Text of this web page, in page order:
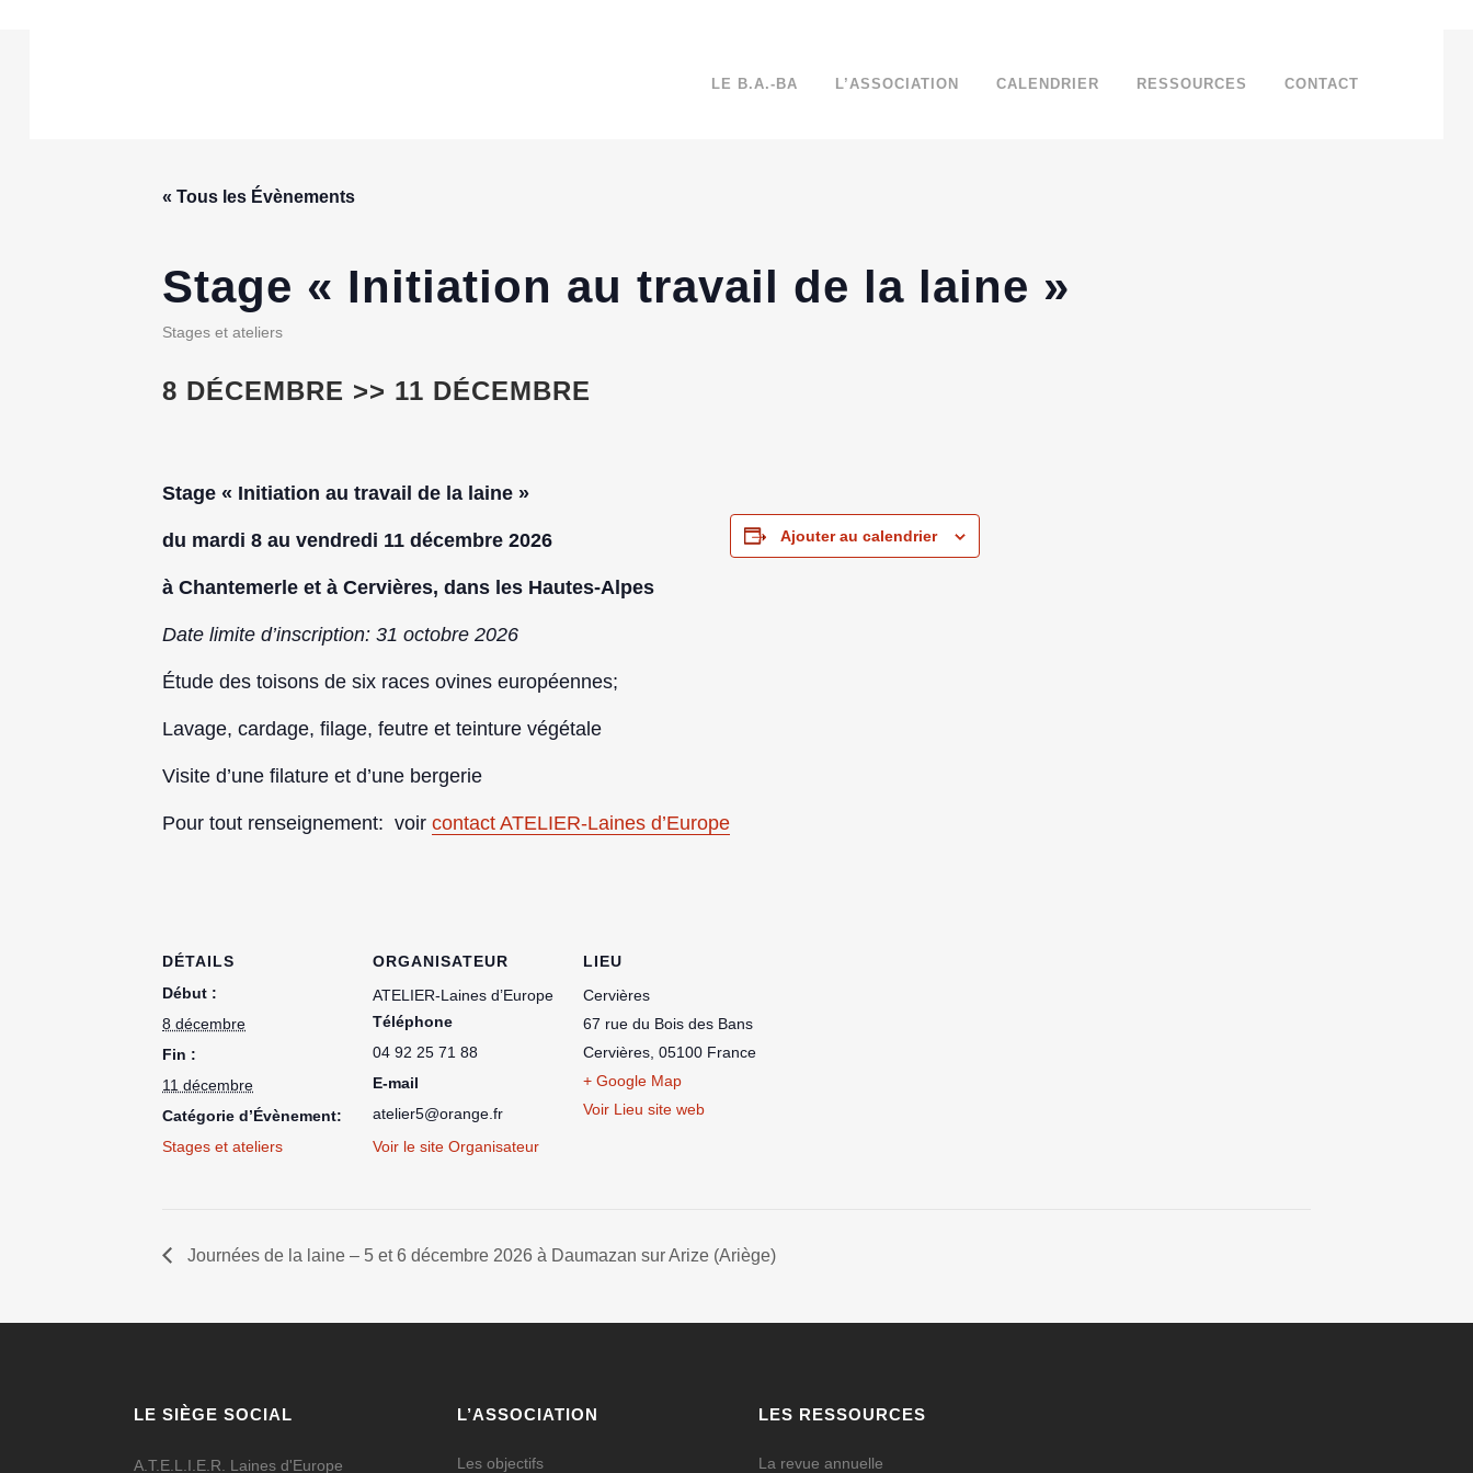
LE B.A.-BA L’ASSOCIATION CALENDRIER RESSOURCES CONTACT
« Tous les Évènements
Stage « Initiation au travail de la laine »
Stages et ateliers
8 DÉCEMBRE >> 11 DÉCEMBRE
Stage « Initiation au travail de la laine »
du mardi 8 au vendredi 11 décembre 2026
à Chantemerle et à Cervières, dans les Hautes-Alpes
Date limite d’inscription: 31 octobre 2026
Étude des toisons de six races ovines européennes;
Lavage, cardage, filage, feutre et teinture végétale
Visite d’une filature et d’une bergerie
Pour tout renseignement: voir contact ATELIER-Laines d’Europe
Ajouter au calendrier
DÉTAILS
Début :
8 décembre
Fin :
11 décembre
Catégorie d’Évènement:
Stages et ateliers
ORGANISATEUR
ATELIER-Laines d’Europe
Téléphone
04 92 25 71 88
E-mail
atelier5@orange.fr
Voir le site Organisateur
LIEU
Cervières
67 rue du Bois des Bans
Cervières 05100 France
+ Google Map
Voir Lieu site web
Journées de la laine – 5 et 6 décembre 2026 à Daumazan sur Arize (Ariège)
LE SIÈGE SOCIAL
A.T.E.L.I.E.R. Laines d'Europe
L’ASSOCIATION
Les objectifs
LES RESSOURCES
La revue annuelle